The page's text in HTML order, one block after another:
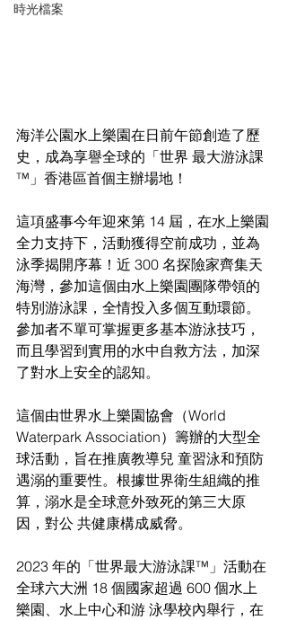
時光檔案
海洋公園水上樂園在日前午節創造了歷
史，成為享譽全球的「世界 最大游泳課
™」香港區首個主辦場地！
這項盛事今年迎來第 14 屆，在水上樂園
全力支持下，活動獲得空前成功，並為
泳季揭開序幕！近 300 名探險家齊集天
海灣，參加這個由水上樂園團隊帶領的
特別游泳課，全情投入多個互動環節。
參加者不單可掌握更多基本游泳技巧，
而且學習到實用的水中自救方法，加深
了對水上安全的認知。
這個由世界水上樂園協會（World
Waterpark Association）籌辦的大型全
球活動，旨在推廣教導兒 童習泳和預防
遇溺的重要性。根據世界衛生組織的推
算，溺水是全球意外致死的第三大原
因，對公 共健康構成威脅。
2023 年的「世界最大游泳課™」活動在
全球六大洲 18 個國家超過 600 個水上
樂園、水上中心和游 泳學校內舉行，在